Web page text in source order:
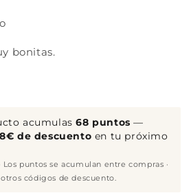
bonitas.
acumulas68 puntos —
de descuento en tu próximo
Los puntos se acumulan entre compras ·
códigos de descuento.